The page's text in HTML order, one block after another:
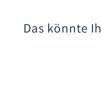
Das könnte